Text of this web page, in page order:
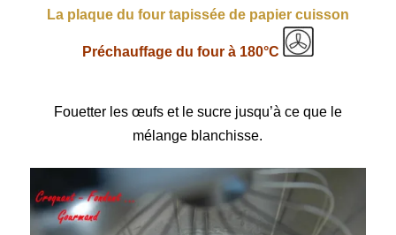
La plaque du four tapissée de papier cuisson
Préchauffage du four à 180°C
Fouetterles œufs et le sucre jusqu’à ce que le
mélange blanchisse.